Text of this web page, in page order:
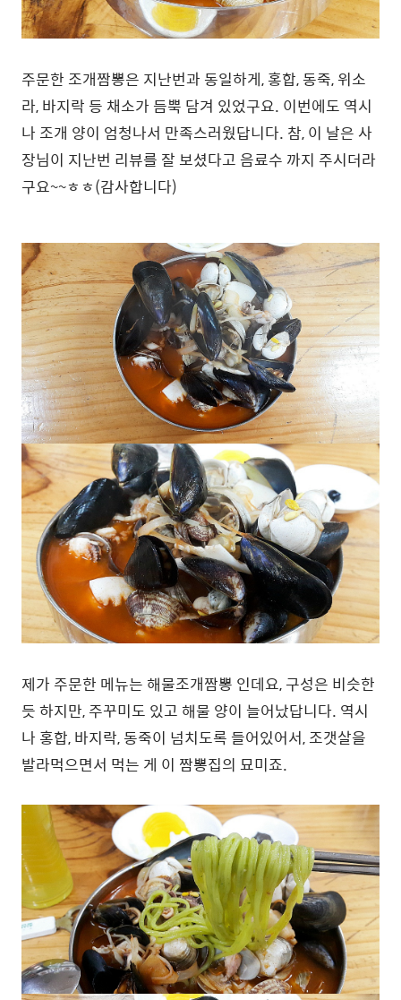
주문한 조개짬뽕은 지난번과 동일하게, 홍합, 동죽, 위소
라, 바지락 등 채소가 듬뿍 담겨 있었구요. 이번에도 역시
나 조개 양이 엄청나서 만족스러웠답니다. 참, 이 날은 사
장님이 지난번 리뷰를 잘 보셨다고 음료수 까지 주시더라
구요~~ㅎㅎ(감사합니다)
제가 주문한 메뉴는 해물조개짬뽕 인데요, 구성은 비슷한
듯 하지만, 주꾸미도 있고 해물 양이 늘어났답니다. 역시
나 홍합, 바지락, 동죽이 넘치도록 들어있어서, 조갯살을
발라먹으면서 먹는 게 이 짬뽕집의 묘미죠.